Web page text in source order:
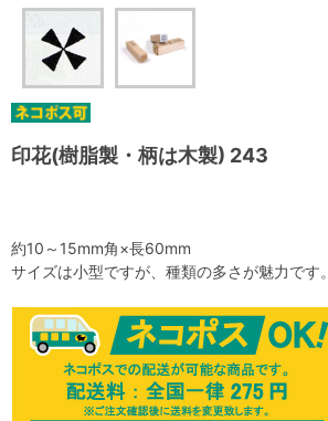
印花(樹脂製・柄は木製) 243
約10～15mm角×長60mm
サイズは小型ですが、種類の多さが魅力です。